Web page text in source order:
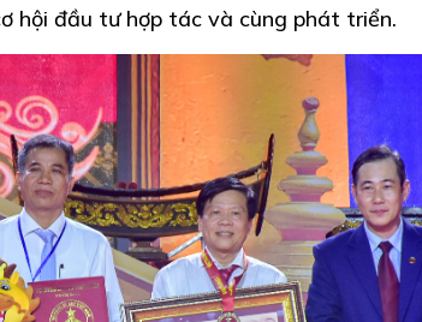
hội đầu tư hợp tác và cùng phát triển.